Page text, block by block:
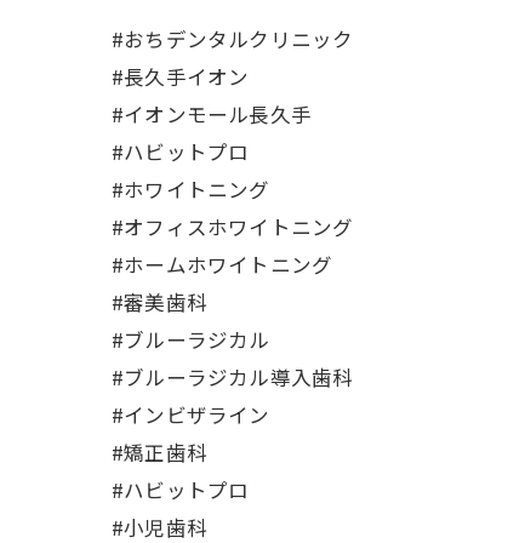
#おちデンタルクリニック
#長久手イオン
#イオンモール長久手
#ハビットプロ
#ホワイトニング
#オフィスホワイトニング
#ホームホワイトニング
#審美歯科
#ブルーラジカル
#ブルーラジカル導入歯科
#インビザライン
#矯正歯科
#ハビットプロ
#小児歯科